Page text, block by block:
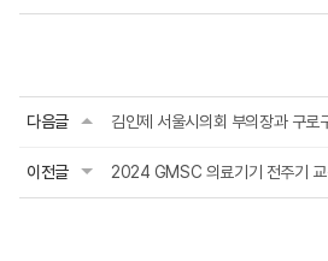
다음글 김인제 서울시의회 부의장과 구로
이전글 2024 GMSC 의료기기 전주기